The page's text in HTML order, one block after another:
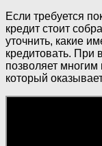
Если требуется
кредит стоит
уточнить, какие
кредитовать. При
позволяет
который